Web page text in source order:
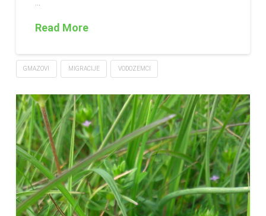
Read More
GMAZOVI MIGRACIJE VODOZEMCI